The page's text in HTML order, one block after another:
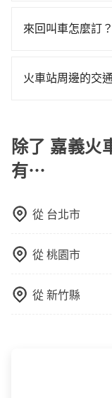
拼車共乘服務，
修理，每一次租
車或者要載其他
寄出電子收據。
車：優點是24小
性和服務質量無
來回叫車怎麼訂
趟車的資訊，所
火車站周邊的交
站，相對便宜經濟
車站，方便快捷但
達或離開火車站，
除了 嘉義火
有⋯
從 台北市
從桃園市
從新竹縣